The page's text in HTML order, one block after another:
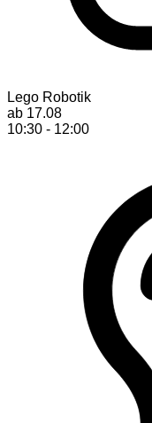
Lego Robotik
ab 17.08
10:30 - 12:00